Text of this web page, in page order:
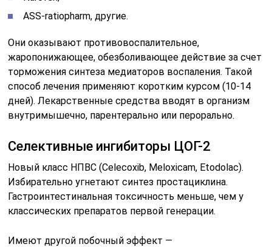
ASS-ratiopharm, другие.
Они оказывают противовоспалительное,
жаропонижающее, обезболивающее действие за счет
торможения синтеза медиаторов воспаления. Такой
способ лечения применяют коротким курсом (10-14
дней). Лекарственные средства вводят в организм
внутримышечно, парентерально или перорально.
Селективные ингибиторы ЦОГ-2
Новый класс НПВС (Celecoxib, Meloxicam, Etodolac).
Избирательно угнетают синтез простациклина.
Гастроинтестинальная токсичность меньше, чем у
классических препаратов первой генерации.
Имеют другой побочный эффект —